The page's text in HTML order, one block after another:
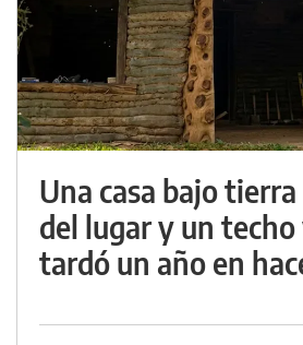
Una casa bajo
del lugar y un techo
tardó un año en